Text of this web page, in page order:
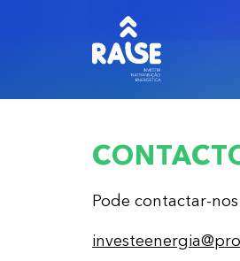
Pode contactar-